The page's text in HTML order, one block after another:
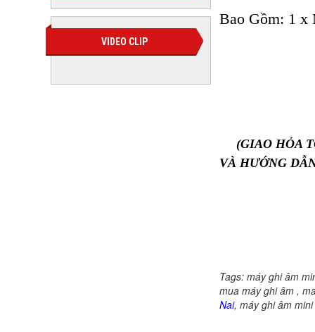
VIDEO CLIP
Bao Gồm: 1 x
(GIAO HỎA
VÀ HƯỚNG
Cửa
Cửa
Tags: máy ghi âm
mua máy ghi âm ,
Nai, máy ghi âm